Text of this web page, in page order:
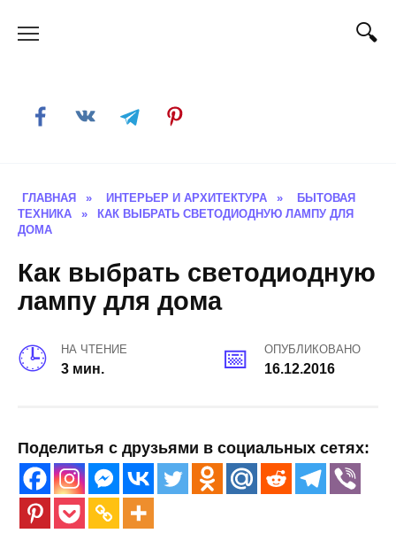
ГЛАВНАЯ » ИНТЕРЬЕР И АРХИТЕКТУРА »
БЫТОВАЯ
ТЕХНИКА
»
КАК ВЫБРАТЬ СВЕТОДИОДНУЮ ЛАМПУ ДЛЯ
ДОМА
Как выбрать светодиодную
лампу для дома
НА ЧТЕНИЕ
3 мин.
ОПУБЛИКОВАНО
16.12.2016
Поделитья с друзьями в социальных сетях: